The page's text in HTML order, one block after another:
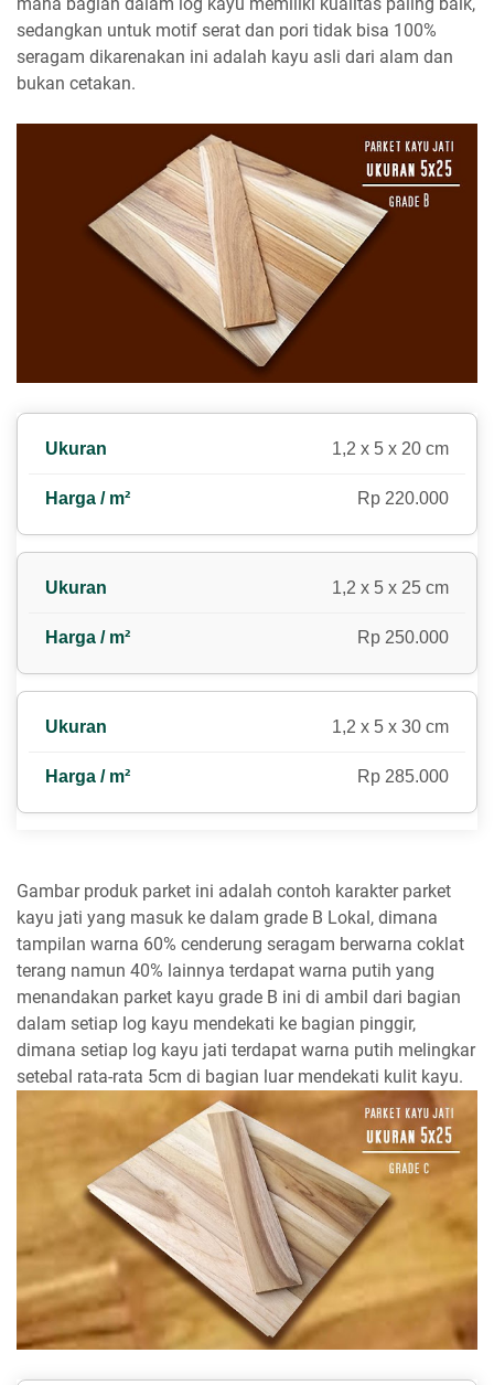
sedangkan untuk motif serat dan pori tidak bisa 100%
seragam dikarenakan ini adalah kayu asli dari alam dan
bukan cetakan.
1,2 x 5 x 20 cm
Rp 220.000
1,2 x 5 x 25 cm
Rp 250.000
1,2 x 5 x 30 cm
Rp 285.000
Gambar produk parket ini adalah contoh karakter parket
kayu jati yang masuk ke dalam grade B Lokal, dimana
tampilan warna 60% cenderung seragam berwarna coklat
terang namun 40% lainnya terdapat warna putih yang
menandakan parket kayu grade B ini di ambil dari bagian
dalam setiap log kayu mendekati ke bagian pinggir,
dimana setiap log kayu jati terdapat warna putih melingkar
setebal rata-rata 5cm di bagian luar mendekati kulit kayu.